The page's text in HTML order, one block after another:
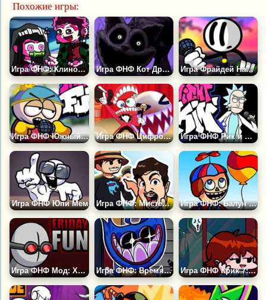
Похожие игры:
Игра ФНФ: Клинок Рассекающий Демонов Игра ФНФ Кот Дремот: Кровавые Сны Игра Фрайдей Найт Фанкин: Генри Стикмен
Игра ФНФ Южный Парк: Картман Игра ФНФ Цифровой Цирк: Оцифровка Игра ФНФ Рик и Морти: Рик Санчез
Игра ФНФ Юпи Мем Игра ФНФ: Мистер Бист Игра ФНФ: Балун Бой из ФНАФ
Игра ФНФ Мод: Хэнк (Маднесс Комбат) Игра ФНФ: Время Рэпа с Хаги Ваги Игра ФНФ Крик 7: Гёрлфренд не Сидни